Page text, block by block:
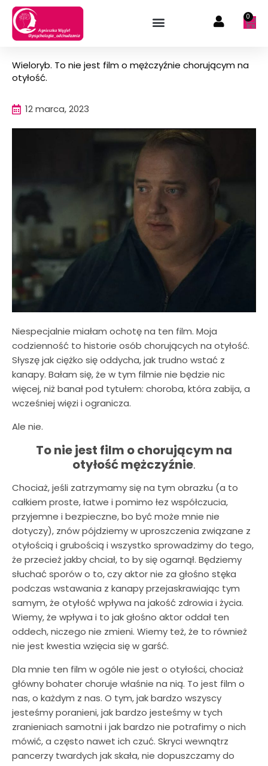
Przejdź
treści
0
Wieloryb. To nie jest film o mężczyźnie chorującym na
otyłość.
12 marca, 2023
Niespecjalnie miałam ochotę na ten film. Moja
codzienność to historie osób chorujących na otyłość.
Słyszę jak ciężko się oddycha, jak trudno wstać z
kanapy. Bałam się, że w tym filmie nie będzie nic
więcej, niż banał pod tytułem: choroba, która zabija, a
wcześniej więzi i ogranicza.
Ale nie.
To nie jest film o chorującym na
otyłość mężczyźnie.
Chociaż, jeśli zatrzymamy się na tym obrazku (a to
całkiem proste, łatwe i pomimo łez współczucia,
przyjemne i bezpieczne, bo być może mnie nie
dotyczy), znów pójdziemy w uproszczenia związane z
otyłością i grubością i wszystko sprowadzimy do tego,
że przecież jakby chciał, to by się ogarnął. Będziemy
słuchać sporów o to, czy aktor nie za głośno stęka
podczas wstawania z kanapy przejaskrawiając tym
samym, że otyłość wpływa na jakość zdrowia i życia.
Wiemy, że wpływa i to jak głośno aktor oddał ten
oddech, niczego nie zmieni. Wiemy też, że to również
nie jest kwestia wzięcia się w garść.
Dla mnie ten film w ogóle nie jest o otyłości, chociaż
główny bohater choruje właśnie na nią. To jest film o
nas, o każdym z nas. O tym, jak bardzo wszyscy
jesteśmy poranieni, jak bardzo jesteśmy w tych
zranieniach samotni i jak bardzo nie potrafimy o nich
mówić, a często nawet ich czuć. Skryci wewnątrz
pancerzy twardych jak skała, nie dopuszczamy do